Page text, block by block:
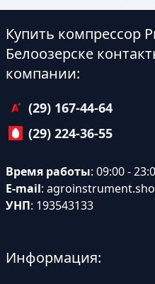
Купить компрессор
Белоозерске
компании:
(29) 167-44-64
(29) 224-36-55
Время работы: 09:00 -
E-mail:
УНП: 193543133
Информация: